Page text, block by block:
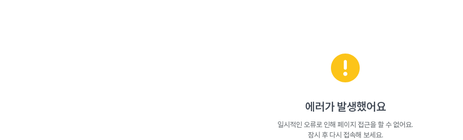
에러가 발생했어요
일시적인 오류로 인해 페이지 접근을 할 수 없어요.
잠시 후 다시 접속해 보세요.